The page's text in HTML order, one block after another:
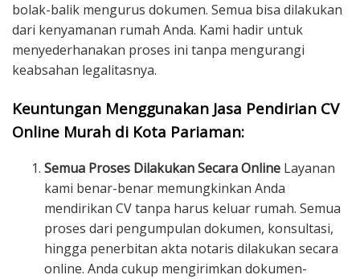
bolak-balik mengurus dokumen. Semua bisa dilakukan
dari kenyamanan rumah Anda. Kami hadir untuk
menyederhanakan proses ini tanpa mengurangi
keabsahan legalitasnya.
Keuntungan Menggunakan Jasa Pendirian CV
Online Murah di Kota Pariaman:
Semua Proses Dilakukan Secara Online Layanan
kami benar-benar memungkinkan Anda
mendirikan CV tanpa harus keluar rumah. Semua
proses dari pengumpulan dokumen, konsultasi,
hingga penerbitan akta notaris dilakukan secara
online. Anda cukup mengirimkan dokumen-